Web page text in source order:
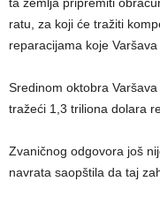
ratu, za koji će tražiti
reparacijama koje
Sredinom oktobra
tražeći 1,3 triliona dolara
Zvaničnog odgovora još
navrata saopštila da taj